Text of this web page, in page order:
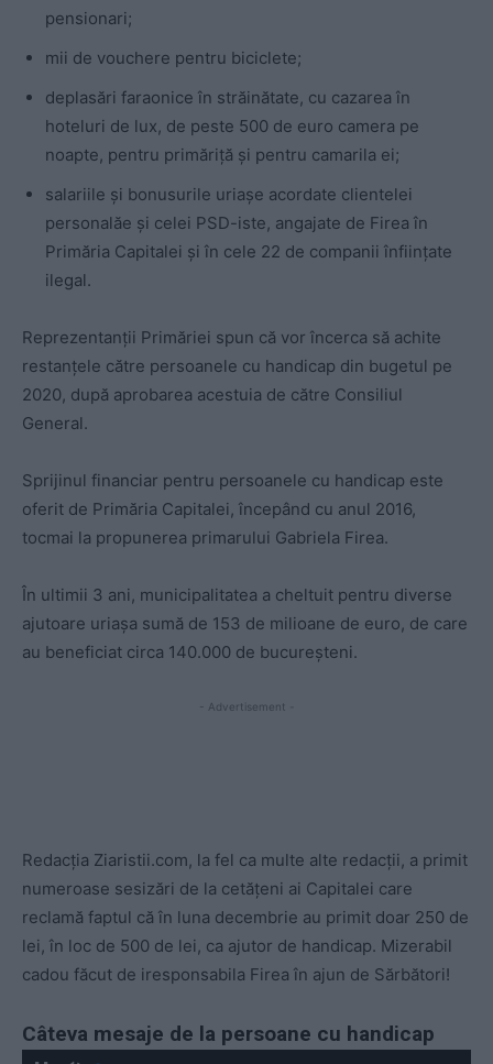
pensionari;
mii de vouchere pentru biciclete;
deplasări faraonice în străinătate, cu cazarea în
hoteluri de lux, de peste 500 de euro camera pe
noapte, pentru primăriță și pentru camarila ei;
salariile și bonusurile uriașe acordate clientelei
personalăe și celei PSD-iste, angajate de Firea în
Primăria Capitalei și în cele 22 de companii înființate
ilegal.
Reprezentanții Primăriei spun că vor încerca să achite
restanțele către persoanele cu handicap din bugetul pe
2020, după aprobarea acestuia de către Consiliul
General.
Sprijinul financiar pentru persoanele cu handicap este
oferit de Primăria Capitalei, începând cu anul 2016,
tocmai la propunerea primarului Gabriela Firea.
În ultimii 3 ani, municipalitatea a cheltuit pentru diverse
ajutoare uriașa sumă de 153 de milioane de euro, de care
au beneficiat circa 140.000 de bucureşteni.
- Advertisement -
Redacția Ziaristii.com, la fel ca multe alte redacții, a primit
numeroase sesizări de la cetățeni ai Capitalei care
reclamă faptul că în luna decembrie au primit doar 250 de
lei, în loc de 500 de lei, ca ajutor de handicap. Mizerabil
cadou făcut de iresponsabila Firea în ajun de Sărbători!
Câteva mesaje de la persoane cu handicap